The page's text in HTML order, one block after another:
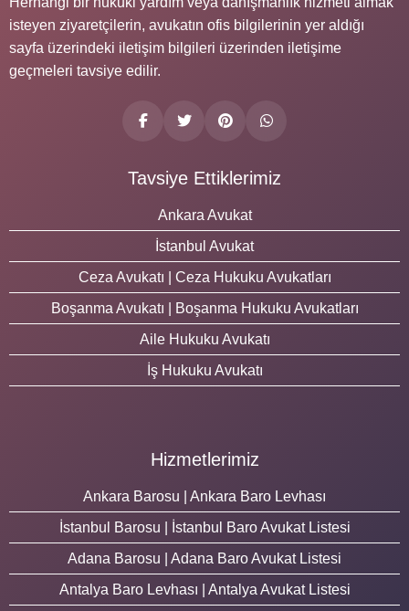
isteyen ziyaretçilerin, avukatın ofis bilgilerinin yer aldığı
sayfa üzerindeki iletişim bilgileri üzerinden iletişime
geçmeleri tavsiye edilir.
Tavsiye Ettiklerimiz
Ankara Avukat
İstanbul Avukat
Ceza Avukatı | Ceza Hukuku Avukatları
Boşanma Avukatı | Boşanma Hukuku Avukatları
Aile Hukuku Avukatı
İş Hukuku Avukatı
Hizmetlerimiz
Ankara Barosu | Ankara Baro Levhası
İstanbul Barosu | İstanbul Baro Avukat Listesi
Adana Barosu | Adana Baro Avukat Listesi
Antalya Baro Levhası | Antalya Avukat Listesi